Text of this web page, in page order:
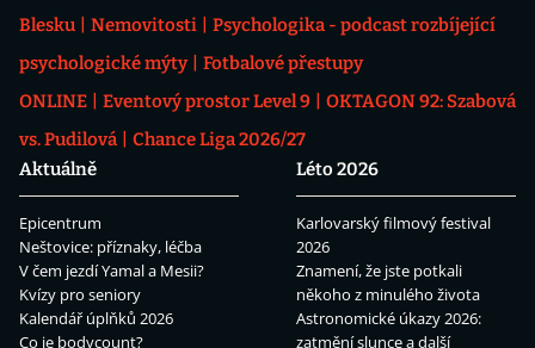
Blesku
Nemovitosti
Psychologika - podcast rozbíjející
psychologické mýty
Fotbalové přestupy
ONLINE
Eventový prostor Level 9
OKTAGON 92: Szabová
vs. Pudilová
Chance Liga 2026/27
Aktuálně
Epicentrum
Neštovice: příznaky, léčba
V čem jezdí Yamal a Mesii?
Kvízy pro seniory
Kalendář úplňků 2026
Co je bodycount?
Léto 2026
Karlovarský filmový festival
2026
Znamení, že jste potkali
někoho z minulého života
Astronomické úkazy 2026:
zatmění slunce a další